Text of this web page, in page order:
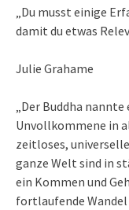
„Du musst einige
damit du etwas
Julie Grahame
„Der Buddha nannte
Unvollkommene in
zeitloses,
ganze Welt sind in
ein Kommen und
fortlaufende